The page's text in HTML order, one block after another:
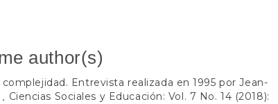
author(s)
Entrevista realizada en 1995 por Jean-
Ciencias Sociales y Educación: Vol. 7 No. 14 (2018):